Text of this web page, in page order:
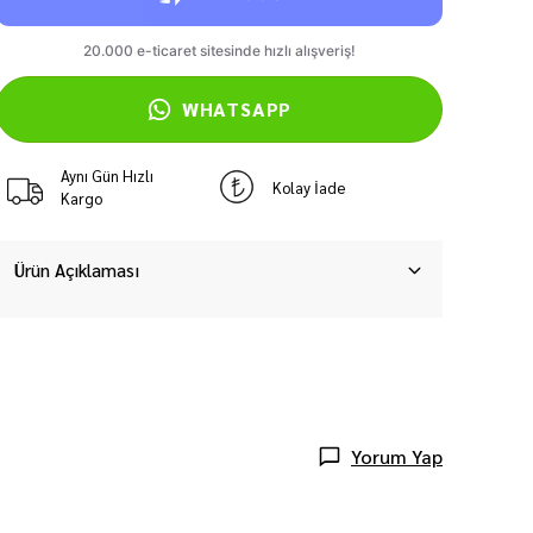
WHATSAPP
Aynı Gün Hızlı
Kargo
Kolay İade
Ürün Açıklaması
Yorum Yap